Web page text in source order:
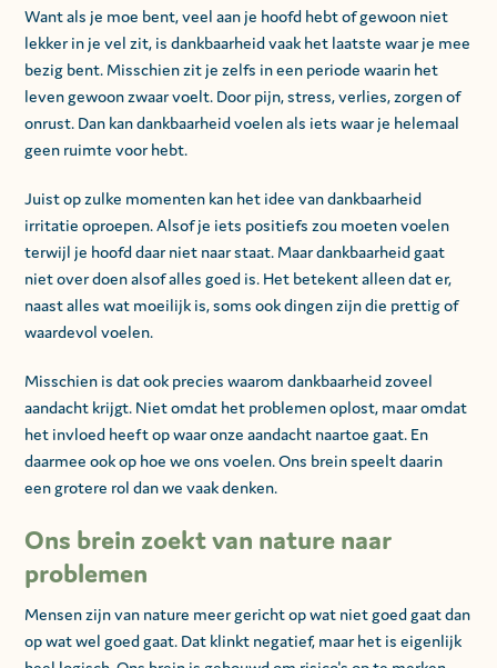
Want als je moe bent, veel aan je hoofd hebt of gewoon niet
lekker in je vel zit, is dankbaarheid vaak het laatste waar je mee
bezig bent. Misschien zit je zelfs in een periode waarin het
leven gewoon zwaar voelt. Door pijn, stress, verlies, zorgen of
onrust. Dan kan dankbaarheid voelen als iets waar je helemaal
geen ruimte voor hebt.
Juist op zulke momenten kan het idee van dankbaarheid
irritatie oproepen. Alsof je iets positiefs zou moeten voelen
terwijl je hoofd daar niet naar staat. Maar dankbaarheid gaat
niet over doen alsof alles goed is. Het betekent alleen dat er,
naast alles wat moeilijk is, soms ook dingen zijn die prettig of
waardevol voelen.
Misschien is dat ook precies waarom dankbaarheid zoveel
aandacht krijgt. Niet omdat het problemen oplost, maar omdat
het invloed heeft op waar onze aandacht naartoe gaat. En
daarmee ook op hoe we ons voelen. Ons brein speelt daarin
een grotere rol dan we vaak denken.
Ons brein zoekt van nature naar
problemen
Mensen zijn van nature meer gericht op wat niet goed gaat dan
op wat wel goed gaat. Dat klinkt negatief, maar het is eigenlijk